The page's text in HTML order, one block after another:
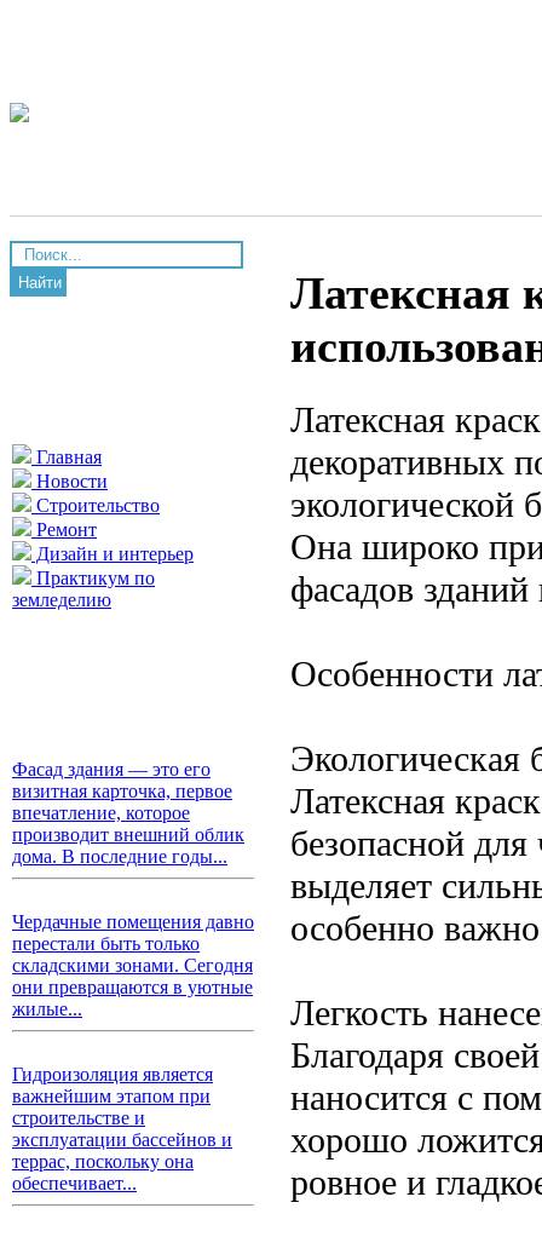
Найти
Главная
Новости
Строительство
Ремонт
Дизайн и интерьер
Практикум по
земледелию
Фасад здания — это его
визитная карточка, первое
впечатление, которое
производит внешний облик
дома. В последние годы...
Чердачные помещения давно
перестали быть только
складскими зонами. Сегодня
они превращаются в уютные
жилые...
Гидроизоляция является
важнейшим этапом при
строительстве и
эксплуатации бассейнов и
террас, поскольку она
обеспечивает...
Латексная
Латексная
декоративных
экологической
Она широко
фасадов
Особенности
Экологическая
Латексная
безопасной
выделяет
особенно
Легкость
Благодаря
наносится с
хорошо
ровное и